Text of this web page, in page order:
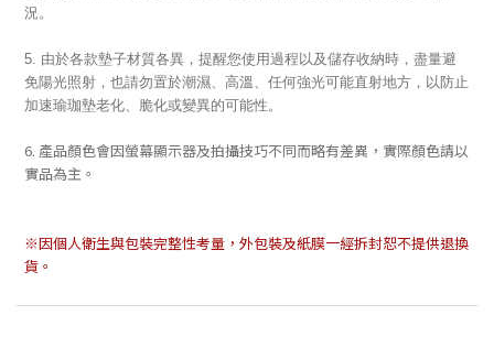
況。
5. 由於各款墊子材質各異，提醒您使用過程以及儲存收納時，盡量避
免陽光照射，也請勿置於潮濕、高溫、任何強光可能直射地方，以防止
加速瑜珈墊老化、脆化或變異的可能性。
6. 產品顏色會因螢幕顯示器及拍攝技巧不同而略有差異，實際顏色請以
實品為主。
※因個人衛生與包裝完整性考量，外包裝及紙膜一經拆封恕不提供退換
貨。